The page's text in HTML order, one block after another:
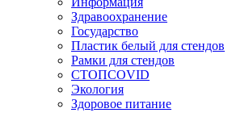
Здравоохранение
Государство
Пластик белый для стендов
Рамки для стендов
СТОПCOVID
Экология
Здоровое питание